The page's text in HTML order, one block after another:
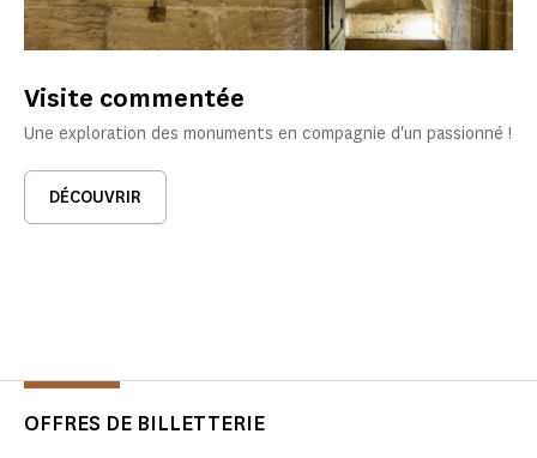
Visite commentée
Une exploration des monuments en compagnie d'un passionné !
DÉCOUVRIR
OFFRES DE BILLETTERIE